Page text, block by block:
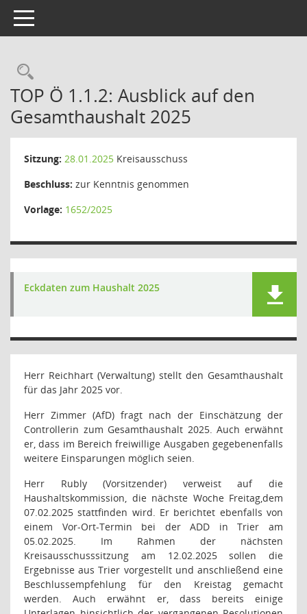
Toggle navigation
Rechercheauswahl
TOP Ö 1.1.2: Ausblick auf den
Gesamthaushalt 2025
Sitzung: 28.01.2025 Kreisausschuss
Beschluss: zur Kenntnis genommen
Vorlage: 1652/2025
Eckdaten zum Haushalt 2025
Herr Reichhart (Verwaltung) stellt den Gesamthaushalt
für das Jahr 2025 vor.
Herr Zimmer (AfD) fragt nach der Einschätzung der
Controllerin zum Gesamthaushalt 2025. Auch erwähnt
er, dass im Bereich freiwillige Ausgaben gegebenenfalls
weitere Einsparungen möglich seien.
Herr Rubly (Vorsitzender) verweist auf die
Haushaltskommission, die nächste Woche Freitag,dem
07.02.2025 stattfinden wird. Er berichtet ebenfalls von
einem Vor-Ort-Termin bei der ADD in Trier am
05.02.2025. Im Rahmen der nächsten
Kreisausschusssitzung am 12.02.2025 sollen die
Ergebnisse aus Trier vorgestellt und anschließend eine
Beschlussempfehlung für den Kreistag gemacht
werden. Auch erwähnt er, dass bereits einige